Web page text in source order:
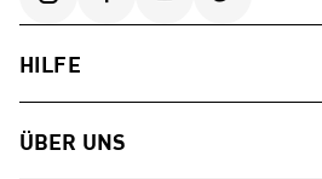
HILFE
ÜBER UNS